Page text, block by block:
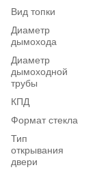
Вид топки
Диаметр
дымохода
Диаметр
дымоходной
трубы
КПД
Формат стекла
Тип
открывания
двери